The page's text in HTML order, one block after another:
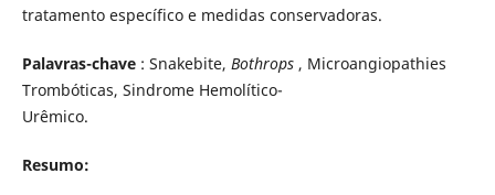
tratamento específico e medidas conservadoras.
Palavras-chave: Snakebite, Bothrops, Microangiopathies
Trombóticas, Sindrome Hemolítico-
Urêmico.
Resumo: